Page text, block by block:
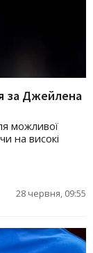
за Джейлена
можливої
на високі
28 червня, 09:55